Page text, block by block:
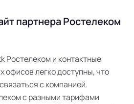
партнера Ростелеком
Ростелеком и контактные
офисов легко доступны, что
с компанией.
с разными тарифами